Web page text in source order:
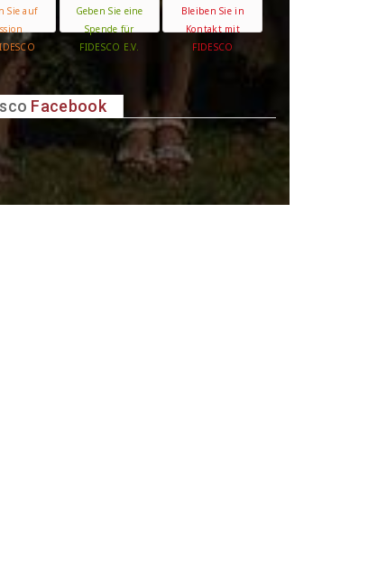
Sie auf
Geben Sie eine
Spende für
FIDESCO E.V.
Bleiben Sie in
Kontakt mit
FIDESCO
Facebook